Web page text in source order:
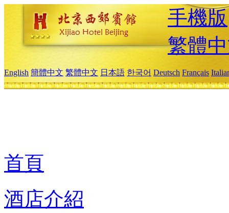
手機版
繁體
English 簡體中文 繁體中文 日本語 한국어 Deutsch Français
首頁
酒店介紹